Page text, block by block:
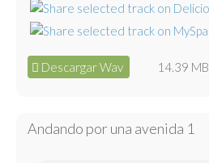
Descargar Wav 14.39 MB
Andando por una avenida 1